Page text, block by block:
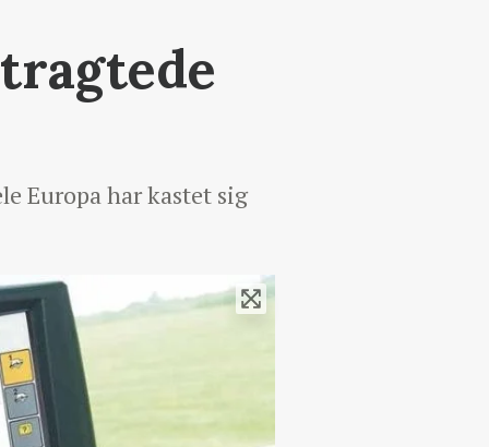
Europa har kastet sig